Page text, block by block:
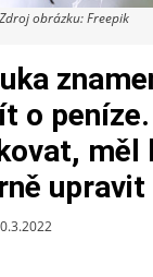
Zdroj obrázku: Freepik
o
měl
upravit